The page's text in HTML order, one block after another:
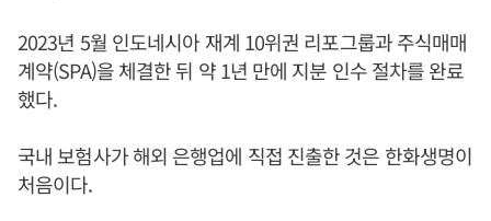
2023년 5월 인도네시아 재계 10위권 리포그룹과 주식매매
계약(SPA)을 체결한 뒤 약 1년 만에 지분 인수 절차를 완료
했다.
국내 보험사가 해외 은행업에 직접 진출한 것은 한화생명이
처음이다.